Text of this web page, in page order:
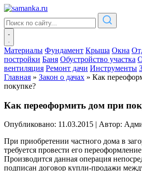
Материалы Фундамент Крыша Окна
постройки Баня Обустройство участка
вентиляция Ремонт дачи Инструменты
Главная » Закон о дачах » Как
покупке?
Как переоформить дом при
Опубликовано: 11.03.2015 | Автор:
При приобретении частного дома в
требуется провести его
Производится данная операция
подписан договор купли-продажи